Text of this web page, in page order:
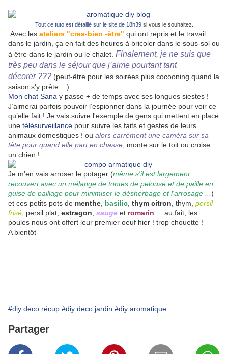
Tout ce tuto est détaillé sur le site de 18h39si vous le souhaitez.
Avec les ateliers "crea-bien -être" qui ont repris et le travail
dans le jardin, ça en fait des heures à bricoler dans le sous-sol ou
à être dans le jardin ou le chalet. Finalement, je ne suis que
très peu dans le séjour que j’aime pourtant tant
décorer ??? (peut-être pour les soirées plus cocooning quand la
saison s'y prête ...)
Mon chat Sana y passe + de temps avec ses longues siestes !
J’aimerai parfois pouvoir l’espionner dans la journée pour voir ce
qu’elle fait ! Je vais suivre l'exemple de gens qui mettent en place
une télésurveillance pour suivre les faits et gestes de leurs
animaux domestiques ! ou alors carrément une caméra sur sa
tête pour quand elle part en chasse , monte sur le toit ou croise
un chien !
Je m'en vais arroser le potager (même s'il est largement
recouvert avec un mélange de tontes de pelouse et de paille en
guise de paillage pour minimiser le désherbage et l'arrosage ... )
et ces petits pots de menthe basilic thym citron , thym, persil
frisé , persil plat, estragon sauge et romarin
... au fait, les
poules nous ont offert leur premier oeuf hier ! trop chouette !
A bientôt
#diy deco récup #diy deco jardin #diy aromatique
Partager